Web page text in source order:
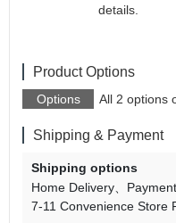
details.
Product Options
Options All 2 options
Shipping & Payment
Shipping options
Home Delivery
7-11 Convenience Store